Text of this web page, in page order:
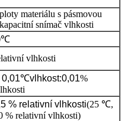
materiálu s pásmovou
snímač vlhkosti
vlhkosti
℃vlhkost:0,01%
% relativní vlhkosti(25 ℃,
% relativní vlhkosti)